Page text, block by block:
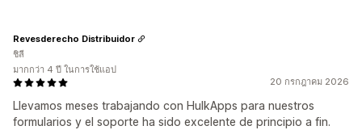
20 กรกฎาคม 2026
Llevamos meses trabajando con HulkApps para nuestros
formularios y el soporte ha sido excelente de principio a fin.
Revesderecho Distribuidor
ชิลี
มากกว่า 4 ปี ในการใช้แอป